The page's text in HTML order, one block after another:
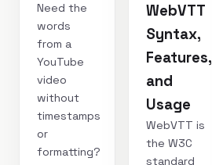
Need the
words
from a
YouTube
video
without
timestamps
or
formatting?
WebVTT
Syntax,
Features,
and
Usage
WebVTT is
the W3C
standard